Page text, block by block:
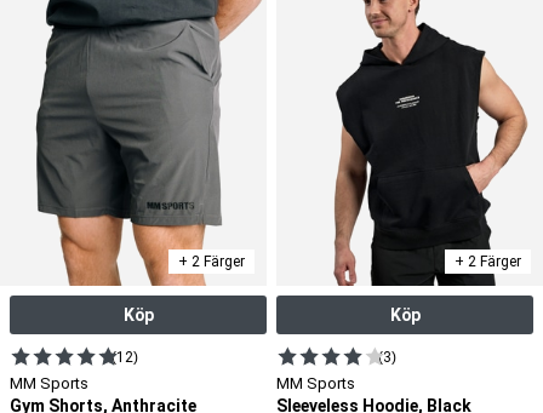
+ 2 Färger
Köp
(12)
MM Sports
Gym Shorts, Anthracite
+ 2 Färger
Köp
(3)
MM Sports
Sleeveless Hoodie, Black